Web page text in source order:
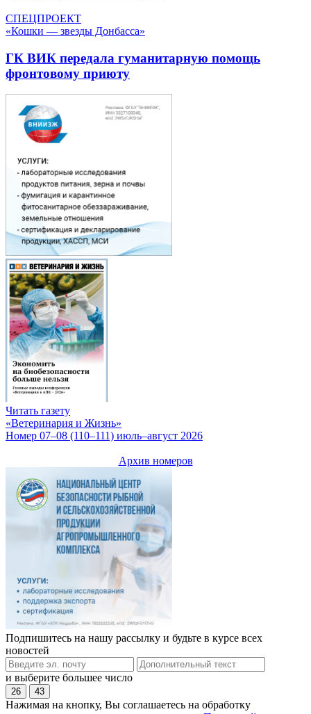
СПЕЦПРОЕКТ
«Кошки — звезды Донбасса»
ГК ВИК передала гуманитарную помощь
фронтовому приюту
Читать газету
«Ветеринария и Жизнь»
Номер 07–08 (110–111) июль–август 2026
Архив номеров
Подпишитесь на нашу рассылку и будьте в курсе всех
новостей
и выберите большее число
26 43
Нажимая на кнопку, Вы соглашаетесь на обработку